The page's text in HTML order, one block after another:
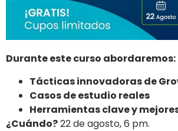
Durante este curso abordaremos:
Tácticas innovadoras de
Casos de estudio reales
Herramientas clave y
¿Cuándo?22 de agosto, 6 pm.